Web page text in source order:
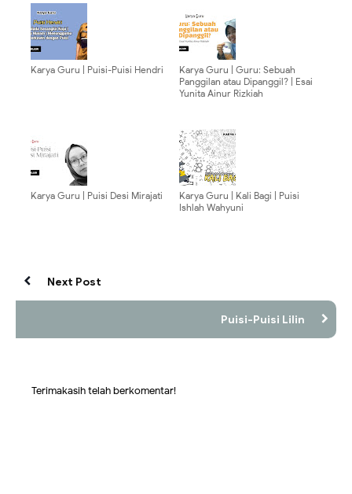
Karya Guru | Puisi-Puisi Hendri
Karya Guru | Guru: Sebuah
Panggilan atau Dipanggil? | Esai
Yunita Ainur Rizkiah
Karya Guru | Puisi Desi Mirajati
Karya Guru | Kali Bagi | Puisi
Ishlah Wahyuni
Next Post
Puisi-Puisi Lilin
Terimakasih telah berkomentar!